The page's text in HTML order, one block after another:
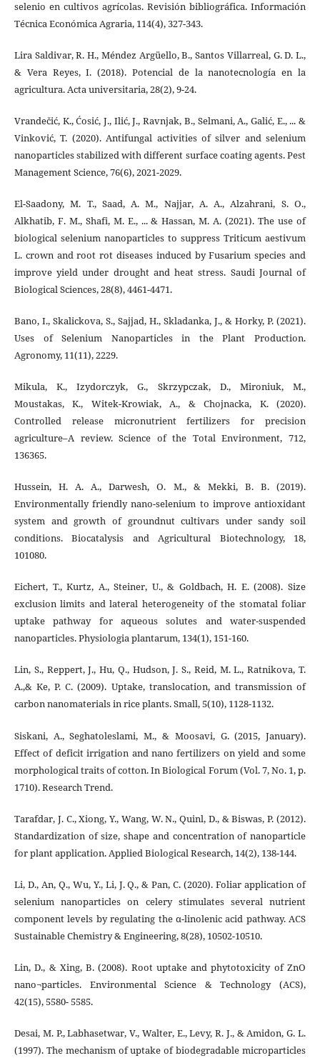
selenio en cultivos agrícolas. Revisión bibliográfica. Información
Técnica Económica Agraria, 114(4), 327-343.
Lira Saldivar, R. H., Méndez Argüello, B., Santos Villarreal, G. D. L.,
& Vera Reyes, I. (2018). Potencial de la nanotecnología en la
agricultura. Acta universitaria, 28(2), 9-24.
Vrandečić, K., Ćosić, J., Ilić, J., Ravnjak, B., Selmani, A., Galić, E., ... &
Vinković, T. (2020). Antifungal activities of silver and selenium
nanoparticles stabilized with different surface coating agents. Pest
Management Science, 76(6), 2021-2029.
El-Saadony, M. T., Saad, A. M., Najjar, A. A., Alzahrani, S. O.,
Alkhatib, F. M., Shafi, M. E., ... & Hassan, M. A. (2021). The use of
biological selenium nanoparticles to suppress Triticum aestivum
L. crown and root rot diseases induced by Fusarium species and
improve yield under drought and heat stress. Saudi Journal of
Biological Sciences, 28(8), 4461-4471.
Bano, I., Skalickova, S., Sajjad, H., Skladanka, J., & Horky, P. (2021).
Uses of Selenium Nanoparticles in the Plant Production.
Agronomy, 11(11), 2229.
Mikula, K., Izydorczyk, G., Skrzypczak, D., Mironiuk, M.,
Moustakas, K., Witek-Krowiak, A., & Chojnacka, K. (2020).
Controlled release micronutrient fertilizers for precision
agriculture–A review. Science of the Total Environment, 712,
136365.
Hussein, H. A. A., Darwesh, O. M., & Mekki, B. B. (2019).
Environmentally friendly nano-selenium to improve antioxidant
system and growth of groundnut cultivars under sandy soil
conditions. Biocatalysis and Agricultural Biotechnology, 18,
101080.
Eichert, T., Kurtz, A., Steiner, U., & Goldbach, H. E. (2008). Size
exclusion limits and lateral heterogeneity of the stomatal foliar
uptake pathway for aqueous solutes and water‐suspended
nanoparticles. Physiologia plantarum, 134(1), 151-160.
Lin, S., Reppert, J., Hu, Q., Hudson, J. S., Reid, M. L., Ratnikova, T.
A.,& Ke, P. C. (2009). Uptake, translocation, and transmission of
carbon nanomaterials in rice plants. Small, 5(10), 1128-1132.
Siskani, A., Seghatoleslami, M., & Moosavi, G. (2015, January).
Effect of deficit irrigation and nano fertilizers on yield and some
morphological traits of cotton. In Biological Forum (Vol. 7, No. 1, p.
1710). Research Trend.
Tarafdar, J. C., Xiong, Y., Wang, W. N., Quinl, D., & Biswas, P. (2012).
Standardization of size, shape and concentration of nanoparticle
for plant application. Applied Biological Research, 14(2), 138-144.
Li, D., An, Q., Wu, Y., Li, J. Q., & Pan, C. (2020). Foliar application of
selenium nanoparticles on celery stimulates several nutrient
component levels by regulating the α-linolenic acid pathway. ACS
Sustainable Chemistry & Engineering, 8(28), 10502-10510.
Lin, D., & Xing, B. (2008). Root uptake and phytotoxicity of ZnO
nano¬particles. Environmental Science & Technology (ACS),
42(15), 5580- 5585.
Desai, M. P., Labhasetwar, V., Walter, E., Levy, R. J., & Amidon, G. L.
(1997). The mechanism of uptake of biodegradable microparticles